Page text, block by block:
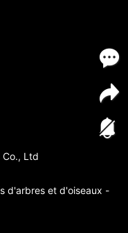
Co., Ltd
d'arbres et d'oiseaux -